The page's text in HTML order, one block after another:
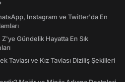
Instagram ve Twitter'da En
Gündelik Hayatta En Sık
Tavlası ve Kız Tavlası Diziliş Şekilleri